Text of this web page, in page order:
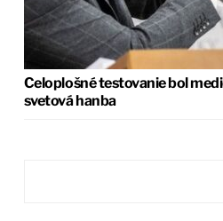
Celoplošné testovanie bol
svetová hanba